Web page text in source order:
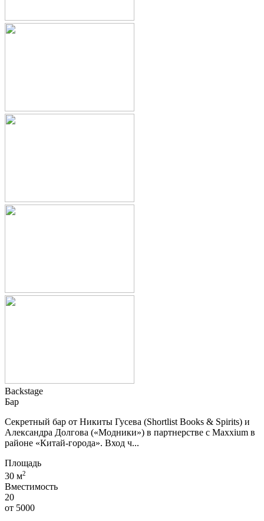
Backstage
Бар
Секретный бар от Никиты Гусева (Shortlist Books & Spirits) и
Александра Долгова («Модники») в партнерстве с Maxxium в
районе «Китай-города». Вход ч...
Площадь
30 м2
Вместимость
20
от 5000